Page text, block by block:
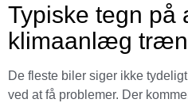
Typiske tegn på
klimaanlæg
De fleste biler siger ikke
ved at få problemer. Der